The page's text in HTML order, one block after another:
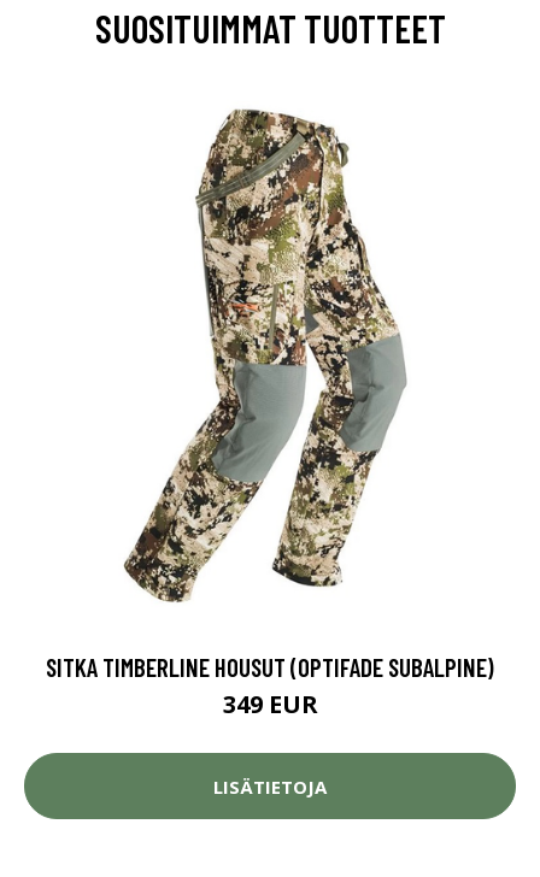
SUOSITUIMMAT TUOTTEET
SITKA TIMBERLINE HOUSUT (OPTIFADE SUBALPINE)
349 EUR
LISÄTIETOJA